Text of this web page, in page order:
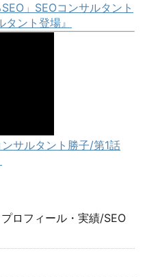
」SEOコンサルタント
ント登場』
ンサルタント勝子/第1話
ロフィール・実績/SEO